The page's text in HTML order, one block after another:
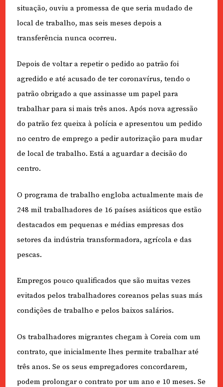
situação, ouviu a promessa de que seria mudado de
local de trabalho, mas seis meses depois a
transferência nunca ocorreu.
Depois de voltar a repetir o pedido ao patrão foi
agredido e até acusado de ter coronavírus, tendo o
patrão obrigado a que assinasse um papel para
trabalhar para si mais três anos. Após nova agressão
do patrão fez queixa à polícia e apresentou um pedido
no centro de emprego a pedir autorização para mudar
de local de trabalho. Está a aguardar a decisão do
centro.
O programa de trabalho engloba actualmente mais de
248 mil trabalhadores de 16 países asiáticos que estão
destacados em pequenas e médias empresas dos
setores da indústria transformadora, agrícola e das
pescas.
Empregos pouco qualificados que são muitas vezes
evitados pelos trabalhadores coreanos pelas suas más
condições de trabalho e pelos baixos salários.
Os trabalhadores migrantes chegam à Coreia com um
contrato, que inicialmente lhes permite trabalhar até
três anos. Se os seus empregadores concordarem,
podem prolongar o contrato por um ano e 10 meses. Se